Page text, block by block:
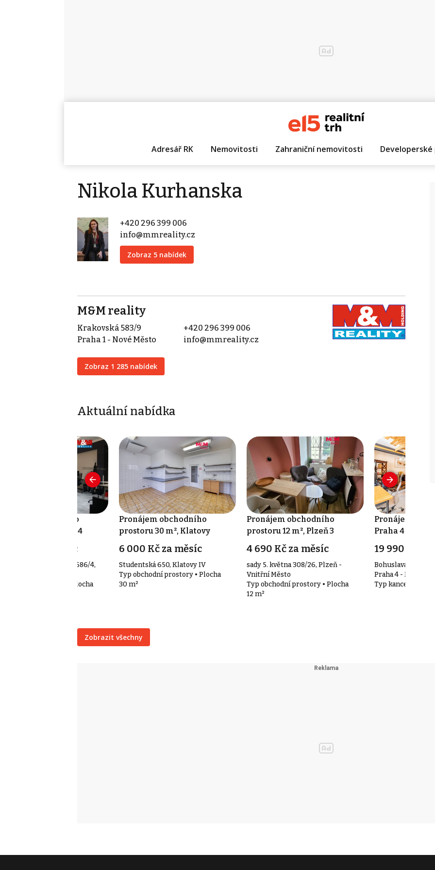
Adresář RK Nemovitosti Zahraniční nemovitosti
Nikola Kurhanska
+420 296 399 006
info@mmreality.cz
Zobraz 5 nabídek
M&M reality
Krakovská 583/9
Praha 1 - Nové Město
Zobraz 1 285 nabídek
+420 296 399 006
info@mmreality.cz
Aktuální nabídka
obchodního
65 m², Praha 4
990 Kč za měsíc
ze Švamberka 1686/4,
obchodní prostory • Plocha
Pronájem obchodního
prostoru 30 m², Klatovy
6 000 Kč za měsíc
Studentská 650, Klatovy IV
Typ obchodní prostory • Plocha
30 m²
Pronájem obchodního
prostoru 12 m², Plzeň 3
4 690 Kč za měsíc
sady 5. května 308/26, Plzeň -
Vnitřní Město
Typ obchodní prostory • Plocha
12 m²
Pronájem
Praha 4
19 990 Kč za
Bohuslava ze
Praha 4 - Nusle
Typ kanceláře •
Zobrazit všechny